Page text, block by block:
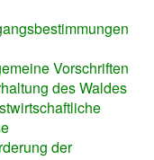
Vorschriften
des Waldes
der